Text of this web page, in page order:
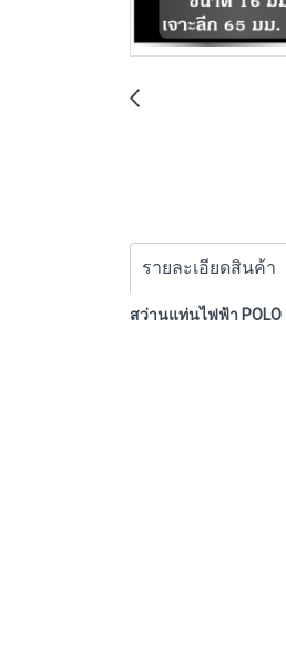
รายละเอียดสินค้า
สว่านแท่นไฟฟ้า POLO